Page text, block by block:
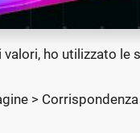
ho utilizzato le
>